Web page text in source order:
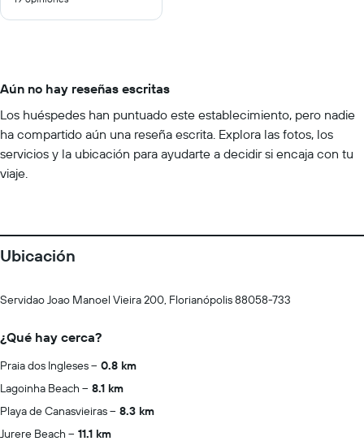
Aún no hay reseñas escritas
Los huéspedes han puntuado este establecimiento, pero nadie
ha compartido aún una reseña escrita. Explora las fotos, los
servicios y la ubicación para ayudarte a decidir si encaja con tu
viaje.
Ubicación
Servidao Joao Manoel Vieira 200, Florianópolis 88058-733
¿Qué hay cerca?
Praia dos Ingleses
0.8 km
Lagoinha Beach
8.1 km
Playa de Canasvieiras
8.3 km
Jurere Beach
11.1 km